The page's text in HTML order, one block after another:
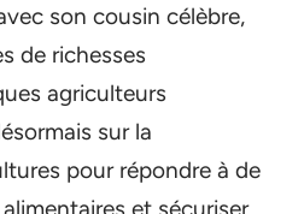
son cousin célèbre,
de richesses
agriculteurs
sur la
pour répondre à de